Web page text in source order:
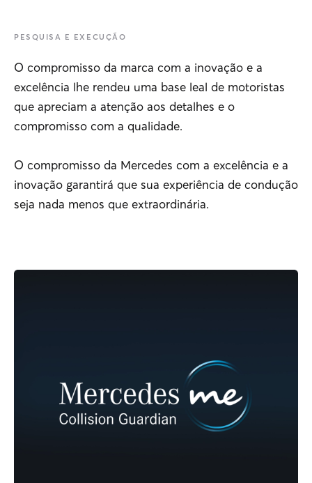
PESQUISA E EXECUÇÃO
O compromisso da marca com a inovação e a
excelência lhe rendeu uma base leal de motoristas
que apreciam a atenção aos detalhes e o
compromisso com a qualidade.
O compromisso da Mercedes com a excelência e a
inovação garantirá que sua experiência de condução
seja nada menos que extraordinária.